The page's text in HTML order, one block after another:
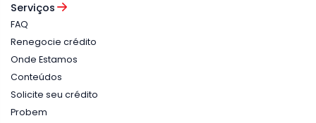
Serviços
FAQ
Renegocie crédito
Onde Estamos
Conteúdos
Solicite seu crédito
Probem